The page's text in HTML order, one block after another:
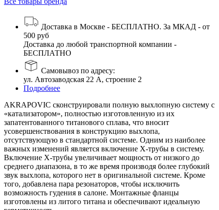
Доставка в Москве - БЕСПЛАТНО. За МКАД - от
500 руб
Доставка до любой транспортной компании -
БЕСПЛАТНО
Самовывоз по адресу:
ул. Автозаводская 22 А, строение 2
Подробнее
AKRAPOVIC сконструировали полную выхлопную систему с
«катализатором», полностью изготовленную из их
запатентованного титанового сплава, что вносит
усовершенствования в конструкцию выхлопа,
отсутствующую в стандартной системе. Одним из наиболее
важных изменений является включение X-трубы в систему.
Включение X-трубы увеличивает мощность от низкого до
среднего диапазона, в то же время производя более глубокий
звук выхлопа, которого нет в оригинальной системе. Кроме
того, добавлена ​​пара резонаторов, чтобы исключить
возможность гудения в салоне. Монтажные фланцы
изготовлены из литого титана и обеспечивают идеальную